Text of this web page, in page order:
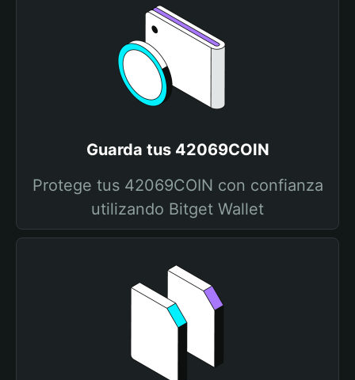
Guarda tus 42069COIN
Protege tus 42069COIN con confianza
utilizando Bitget Wallet